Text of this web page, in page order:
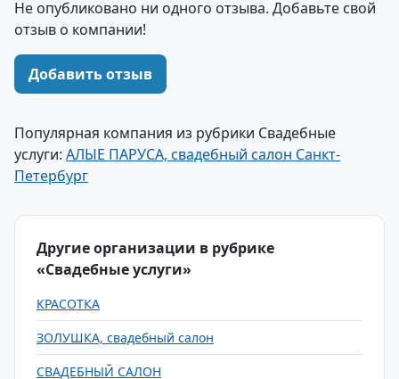
Не опубликовано ни одного отзыва. Добавьте свой
отзыв о компании!
Добавить отзыв
Популярная компания из рубрики Свадебные
услуги: АЛЫЕ ПАРУСА, свадебный салон Санкт-
Петербург
Другие организации в рубрике
«Свадебные услуги»
КРАСОТКА
ЗОЛУШКА, свадебный салон
СВАДЕБНЫЙ САЛОН